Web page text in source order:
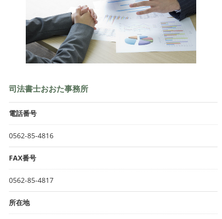
司法書士おおた事務所
電話番号
0562-85-4816
FAX番号
0562-85-4817
所在地